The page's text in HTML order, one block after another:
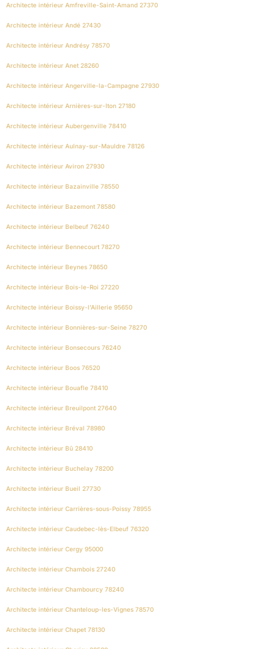
Architecte intérieur Amfreville-Saint-Amand 27370
Architecte intérieur Andé 27430
Architecte intérieur Andrésy 78570
Architecte intérieur Anet 28260
Architecte intérieur Angerville-la-Campagne 27930
Architecte intérieur Arnières-sur-Iton 27180
Architecte intérieur Aubergenville 78410
Architecte intérieur Aulnay-sur-Mauldre 78126
Architecte intérieur Aviron 27930
Architecte intérieur Bazainville 78550
Architecte intérieur Bazemont 78580
Architecte intérieur Belbeuf 76240
Architecte intérieur Bennecourt 78270
Architecte intérieur Beynes 78650
Architecte intérieur Bois-le-Roi 27220
Architecte intérieur Boissy-l’Aillerie 95650
Architecte intérieur Bonnières-sur-Seine 78270
Architecte intérieur Bonsecours 76240
Architecte intérieur Boos 76520
Architecte intérieur Bouafle 78410
Architecte intérieur Breuilpont 27640
Architecte intérieur Bréval 78980
Architecte intérieur Bû 28410
Architecte intérieur Buchelay 78200
Architecte intérieur Bueil 27730
Architecte intérieur Carrières-sous-Poissy 78955
Architecte intérieur Caudebec-lès-Elbeuf 76320
Architecte intérieur Cergy 95000
Architecte intérieur Chambois 27240
Architecte intérieur Chambourcy 78240
Architecte intérieur Chanteloup-les-Vignes 78570
Architecte intérieur Chapet 78130